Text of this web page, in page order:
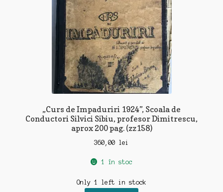
„Curs de Impaduriri 1924”, Scoala de
Conductori Silvici Sibiu, profesor Dimitrescu,
aprox 200 pag. (zz158)
360,00 lei
1 în stoc
Only 1 left in stock